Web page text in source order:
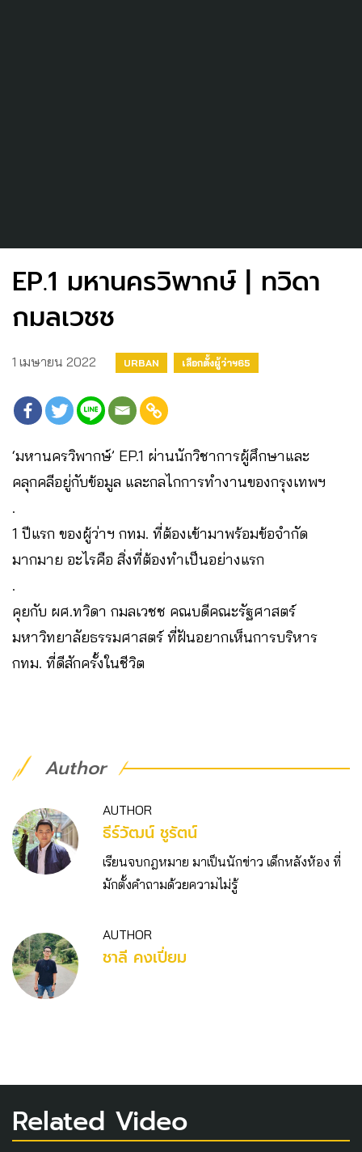
EP.1 มหานครวิพากษ์ | ทวิดา
กมลเวชช
1 เมษายน 2022 URBAN เลือกตั้งผู้ว่าฯ65
‘มหานครวิพากษ์’ EP.1 ผ่านนักวิชาการผู้ศึกษาและ
คลุกคลีอยู่กับข้อมูล และกลไกการทำงานของกรุงเทพฯ
.
1 ปีแรก ของผู้ว่าฯ กทม. ที่ต้องเข้ามาพร้อมข้อจำกัด
มากมาย อะไรคือ สิ่งที่ต้องทำเป็นอย่างแรก
.
คุยกับ ผศ.ทวิดา กมลเวชช คณบดีคณะรัฐศาสตร์
มหาวิทยาลัยธรรมศาสตร์ ที่ฝันอยากเห็นการบริหาร
กทม. ที่ดีสักครั้งในชีวิต
Author
AUTHOR
ธีร์วัฒน์ ชูรัตน์
เรียนจบกฎหมาย มาเป็นนักข่าว เด็กหลังห้อง ที่
มักตั้งคำถามด้วยความไม่รู้
AUTHOR
ชาลี คงเปี่ยม
Related Video